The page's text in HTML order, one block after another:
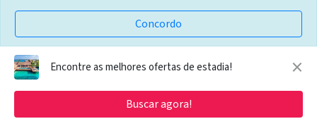
Táxi em Isla Mujeres
💰 Preços fixos oficiais (tabelados pela prefeitura):
Ferry → Playa Norte: 50-70 pesos (~US$ 3-4)
Ferry → Centro: 40-60 pesos (~US$ 2-3.5)
Encontre as melhores ofertas de estadia! ×
Buscar agora!
Concordo